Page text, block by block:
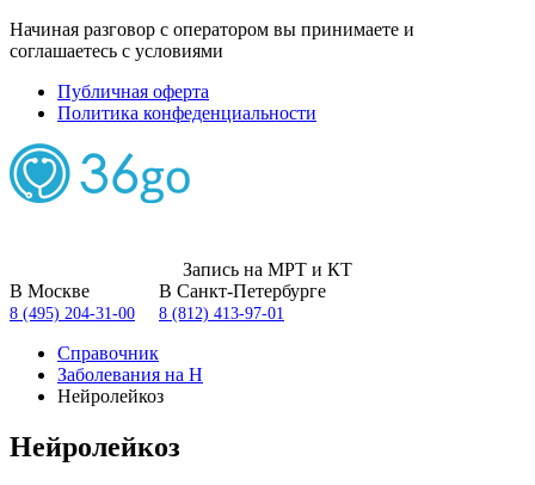
Начиная разговор с оператором вы принимаете и
соглашаетесь с условиями
Публичная оферта
Политика конфеденциальности
Запись на МРТ и КТ
В Москве
8 (495) 204-31-00
В Санкт-Петербурге
8 (812) 413-97-01
Справочник
Заболевания на Н
Нейролейкоз
Нейролейкоз